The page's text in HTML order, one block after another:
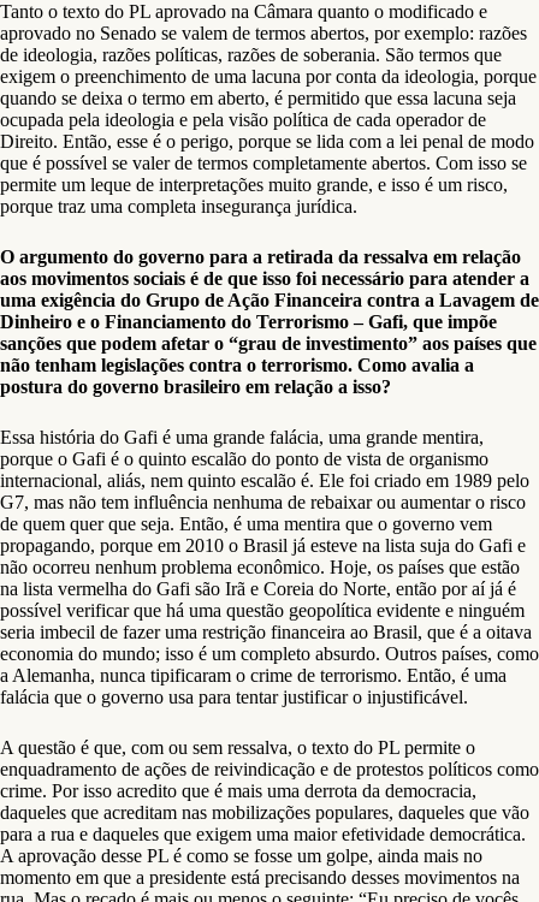
Tanto o texto do PL aprovado na Câmara quanto o modificado e
aprovado no Senado se valem de termos abertos, por exemplo: razões
de ideologia, razões políticas, razões de soberania. São termos que
exigem o preenchimento de uma lacuna por conta da ideologia, porque
quando se deixa o termo em aberto, é permitido que essa lacuna seja
ocupada pela ideologia e pela visão política de cada operador de
Direito. Então, esse é o perigo, porque se lida com a lei penal de modo
que é possível se valer de termos completamente abertos. Com isso se
permite um leque de interpretações muito grande, e isso é um risco,
porque traz uma completa insegurança jurídica.
O argumento do governo para a retirada da ressalva em relação
aos movimentos sociais é de que isso foi necessário para atender a
uma exigência do Grupo de Ação Financeira contra a Lavagem de
Dinheiro e o Financiamento do Terrorismo – Gafi, que impõe
sanções que podem afetar o “grau de investimento” aos países que
não tenham legislações contra o terrorismo. Como avalia a
postura do governo brasileiro em relação a isso?
Essa história do Gafi é uma grande falácia, uma grande mentira,
porque o Gafi é o quinto escalão do ponto de vista de organismo
internacional, aliás, nem quinto escalão é. Ele foi criado em 1989 pelo
G7, mas não tem influência nenhuma de rebaixar ou aumentar o risco
de quem quer que seja. Então, é uma mentira que o governo vem
propagando, porque em 2010 o Brasil já esteve na lista suja do Gafi e
não ocorreu nenhum problema econômico. Hoje, os países que estão
na lista vermelha do Gafi são Irã e Coreia do Norte, então por aí já é
possível verificar que há uma questão geopolítica evidente e ninguém
seria imbecil de fazer uma restrição financeira ao Brasil, que é a oitava
economia do mundo; isso é um completo absurdo. Outros países, como
a Alemanha, nunca tipificaram o crime de terrorismo. Então, é uma
falácia que o governo usa para tentar justificar o injustificável.
A questão é que, com ou sem ressalva, o texto do PL permite o
enquadramento de ações de reivindicação e de protestos políticos como
crime. Por isso acredito que é mais uma derrota da democracia,
daqueles que acreditam nas mobilizações populares, daqueles que vão
para a rua e daqueles que exigem uma maior efetividade democrática.
A aprovação desse PL é como se fosse um golpe, ainda mais no
momento em que a presidente está precisando desses movimentos na